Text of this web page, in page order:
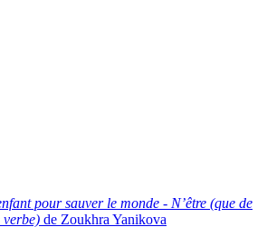
pour sauver le monde - N’être (que de
verbe) de Zoukhra Yanikova